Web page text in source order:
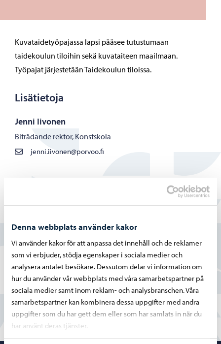
Denna webbplats använder kakor
Vi använder kakor för att anpassa det innehåll och de reklamer
som vi erbjuder, stödja egenskaper i sociala medier och
analysera antalet besökare. Dessutom delar vi information om
hur du använder vår webbplats med våra samarbetspartner på
sociala medier samt inom reklam- och analysbranschen. Våra
samarbetspartner kan kombinera dessa uppgifter med andra
uppgifter som du har gett dem eller som har samlats in när du
har använt deras tjänster.
Kuvataidetyöpajassa lapsi pääsee tutustumaan
taidekoulun tiloihin sekä kuvataiteen maailmaan.
Työpajat järjestetään Taidekoulun tiloissa.
Lisätietoja
Jenni Iivonen
Biträdande rektor, Konstskola
jenni.iivonen@porvoo.fi